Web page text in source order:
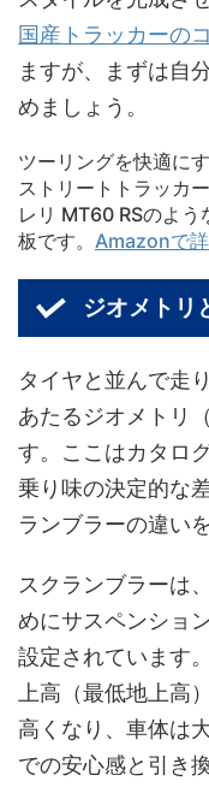
国産トラッカーの
ますが、まずは自
めましょう。
ツーリングを快適に
ストリートトラッカ
レリ MT60 RSのよ
板です。 Amazonで
ジオメトリ
タイヤと並んで走
あたるジオメトリ
す。ここはカタロ
乗り味の決定的な
ランブラーの違い
スクランブラーは
めにサスペンショ
設定されています
上高（最低地上高
高くなり、車体は
での安心感と引き